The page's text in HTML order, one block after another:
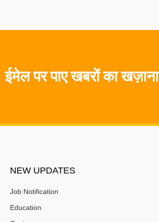
ईमेल पर पाए खबरों का खज़ाना
NEW UPDATES
Job Notification
Education